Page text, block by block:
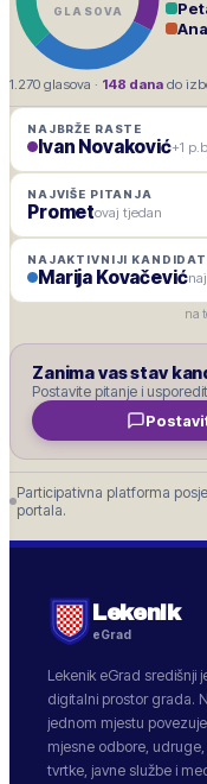
GLASOVA
1.270 glasova · 148 dana do
NAJBRŽE RASTE
Ivan Novaković+1
NAJVIŠE PITANJA
Prometovaj tjedan
NAJAKTIVNIJI KANDIDAT
Marija Kovačević
na
Zanima vas stav
Postavite pitanje i
Participativna platforma
portala.
Lekenik
eGrad
LekenikeGrad središnji
digitalni prostor grada.
jednom mjestu povezuje
mjesne odbore, udruge,
tvrtke, javne službe i